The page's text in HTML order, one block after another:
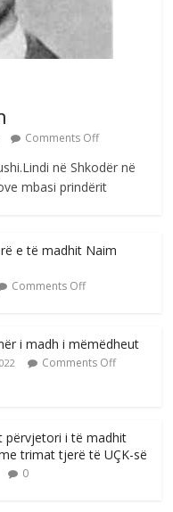
nga artistja e mirëfilltë
Comments Off
Comments Off
në Shkodër në
mbasi prindërit
e të madhit Naim
Comments Off
i madh i mëmëdheut
Comments Off
përvjetori i të madhit
trimat tjerë të UÇK-së
0